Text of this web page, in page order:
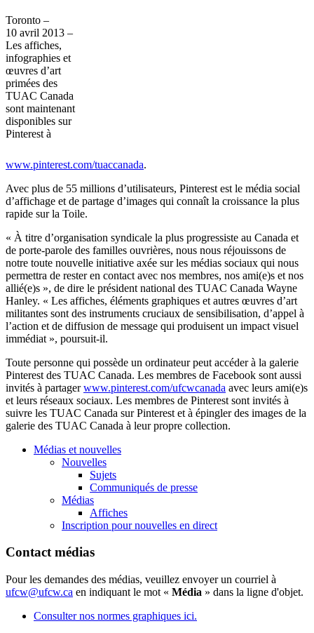
Toronto –
10 avril 2013 –
Les affiches,
infographies et
œuvres d’art
primées des
TUAC Canada
sont maintenant
disponibles sur
Pinterest à
www.pinterest.com/tuaccanada.
Avec plus de 55 millions d’utilisateurs, Pinterest est le média social
d’affichage et de partage d’images qui connaît la croissance la plus
rapide surla Toile.
« À titre d’organisation syndicale la plus progressiste au Canada et
de porte-parole des familles ouvrières, nous nous réjouissons de
notre toute nouvelle initiative axée surles médias sociaux qui nous
permettra de rester en contact avec nos membres, nos ami(e)s et nos
allié(e)s », de dire le président national des TUAC Canada Wayne
Hanley. « Les affiches, éléments graphiques et autres œuvres d’art
militantes sont des instruments cruciaux de sensibilisation, d’appel à
l’action et de diffusion de message qui produisent un impact visuel
immédiat », poursuit-il.
Toute personne qui possède un ordinateur peut accéder à la galerie
Pinterest des TUAC Canada. Les membres de Facebook sont aussi
invités à partager www.pinterest.com/ufcwcanada avec leurs ami(e)s
et leurs réseaux sociaux. Les membres de Pinterest sont invités à
suivre les TUAC Canada sur Pinterest et à épinglerdes images de la
galerie des TUAC Canada à leur propre collection.
Médias et nouvelles
Nouvelles
Sujets
Communiqués de presse
Médias
Affiches
Inscription pour nouvelles en direct
Contact médias
Pour les demandes des médias, veuillez envoyer un courriel à
ufcw@ufcw.ca en indiquant le mot « Média » dans la ligne d'objet.
Consulter nos normes graphiques ici.